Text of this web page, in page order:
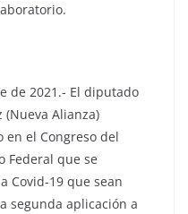
de 2021.- El diputado
(Nueva Alianza)
el Congreso del
Federal que se
Covid-19 que sean
segunda aplicación a